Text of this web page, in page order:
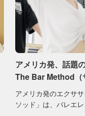
アメリカ発、話題
The Bar Method（
アメリカ発のエクサ
ソッド」は、バレエ